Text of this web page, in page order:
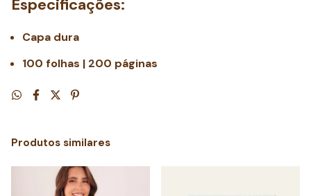
Especificações:
Capa dura
100 folhas | 200 páginas
Produtos similares